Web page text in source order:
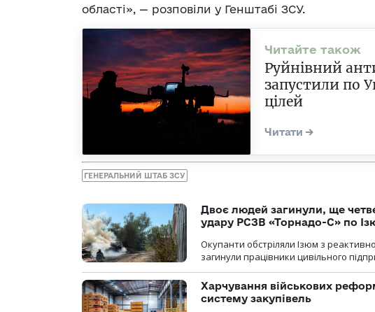
області», — розповіли у Генштабі ЗСУ.
Руйнівний
запустили по
цілей
ГЕНЕРАЛЬНИЙ ШТАБ ЗСУ
Двоє людей загинули, ще
удару РСЗВ «Торнадо-С» по
Окупанти обстріляли Ізюм з
загинули працівники цивільного
Харчування військових
систему закупівель